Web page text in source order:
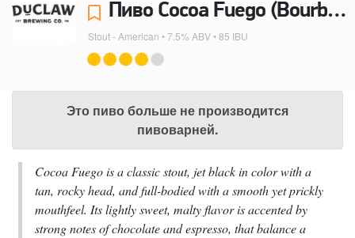
Пиво Cocoa Fuego (Bourbon Barrel Aged W/ Ghost Peppers) - DuClaw Brewing Company
Stout - American • 7.5% ABV • 85 IBU
Это пиво больше не производится
пивоварней.
Cocoa Fuego is a classic stout, jet black in color with a
tan, rocky head, and full-bodied with a smooth yet prickly
mouthfeel. Its lightly sweet, malty flavor is accented by
strong notes of chocolate and espresso, that balance a